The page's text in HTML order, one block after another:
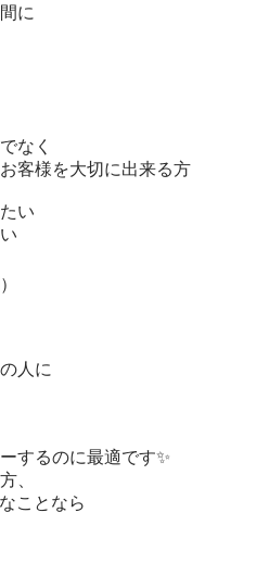
に
なく
客様を大切に出来る方
い
人に
するのに最適です✨
、
ことなら